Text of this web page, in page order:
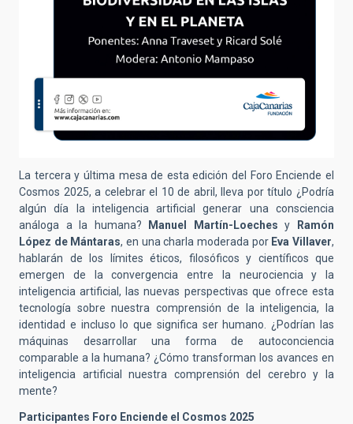
La tercera y última mesa de esta edición del Foro Enciende el
Cosmos 2025, a celebrar el 10 de abril, lleva por título ¿Podría
algún día la inteligencia artificial generar una consciencia
análoga a la humana? Manuel Martín-Loeches y Ramón
López de Mántaras, en una charla moderada por Eva Villaver,
hablarán de los límites éticos, filosóficos y científicos que
emergen de la convergencia entre la neurociencia y la
inteligencia artificial, las nuevas perspectivas que ofrece esta
tecnología sobre nuestra comprensión de la inteligencia, la
identidad e incluso lo que significa ser humano. ¿Podrían las
máquinas desarrollar una forma de autoconciencia
comparable a la humana? ¿Cómo transforman los avances en
inteligencia artificial nuestra comprensión del cerebro y la
mente?
Participantes Foro Enciende el Cosmos 2025